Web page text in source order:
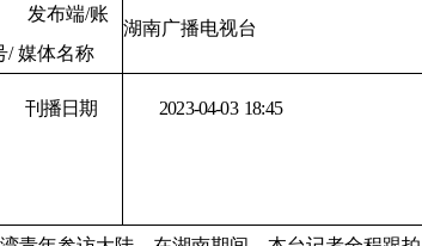
发布端/账
/ 媒体名称
湖南广播电视台
刊播日期 2023-04-03 18:45